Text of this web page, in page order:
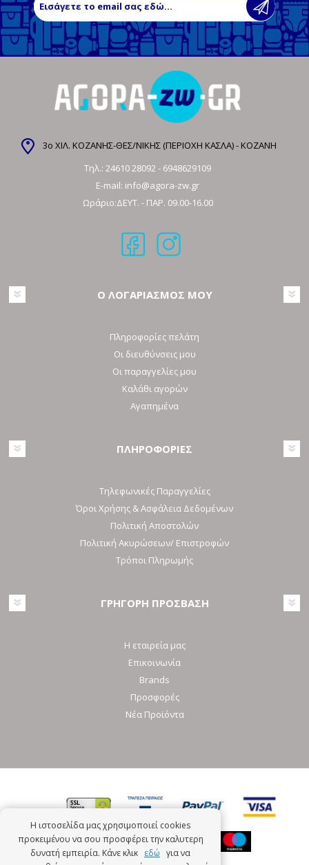
3ο ΧΙΛ. ΚΟΖΑΝΗΣ-ΘΕΣ/ΝΙΚΗΣ (ΠΕΡΙΟΧΗ ΚΑΣΛΑ) - ΚΟΖΑΝΗ
Τηλ.: 24610 28092- 6948629109
E-mail: info@agora-zw.gr
Ωράριο:ΔΕΥΤ. - ΠΑΡ. 09.00-16.00
Ο ΛΟΓΑΡΙΑΣΜΟΣ ΜΟΥ
Πληροφορίες πελάτη
Οι διευθύνσεις μου
Οι παραγγελίες μου
Καλάθι αγορών
Αγαπημένα
ΠΛΗΡΟΦΟΡΙΕΣ
Τηλεφωνικές Παραγγελίες
Όροι Χρήσης & Ασφάλεια Δεδομένων
Πολιτική Αποστολών
Πολιτική Ακυρώσεων/ Επιστροφών
Τρόποι Πληρωμής
ΓΡΗΓΟΡΗ ΠΡΟΣΒΑΣΗ
Η εταιρεία μας
Επικοινωνία
Brands
Προσφορές
Νέα Προϊόντα
Η ιστοσελίδα μας χρησιμοποιεί cookies
προκειμένου να σου προσφέρει την καλυτερη
δυνατή εμπειρία. Κάνε κλικ εδώ για να